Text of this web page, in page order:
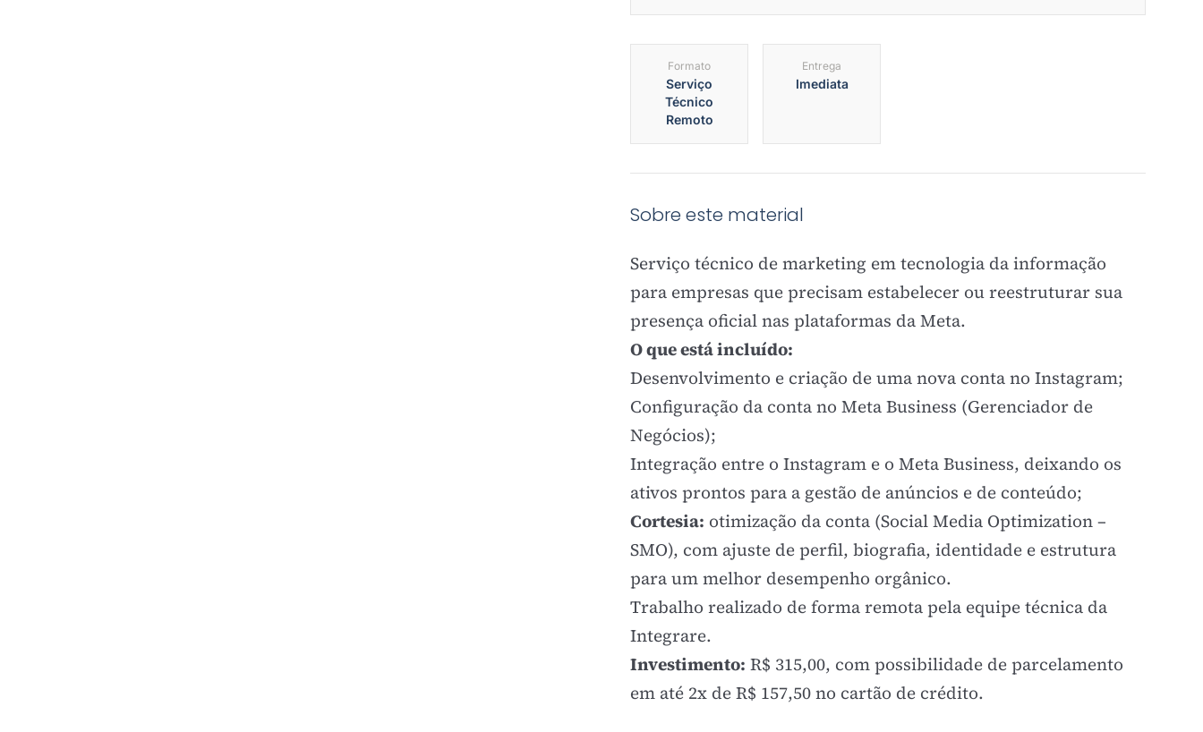
Formato
Serviço
Técnico
Remoto
Entrega
Imediata
Sobre este material
Serviço técnico de marketing em tecnologia da informação
para empresas que precisam estabelecer ou reestruturar sua
presença oficial nas plataformas da Meta.
O que está incluído:
Desenvolvimento e criação de uma nova conta no Instagram;
Configuração da conta no Meta Business (Gerenciador de
Negócios);
Integração entre o Instagram e o Meta Business, deixando os
ativos prontos para a gestão de anúncios e de conteúdo;
Cortesia: otimização da conta (Social Media Optimization –
SMO), com ajuste de perfil, biografia, identidade e estrutura
para um melhor desempenho orgânico.
Trabalho realizado de forma remota pela equipe técnica da
Integrare.
Investimento: R$ 315,00, com possibilidade de parcelamento
em até 2x de R$ 157,50 no cartão de crédito.